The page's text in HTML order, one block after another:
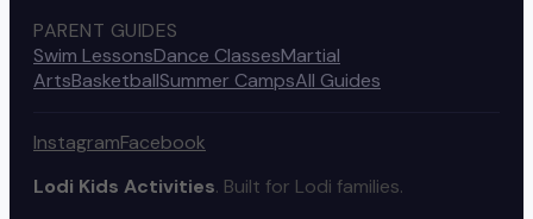
PARENT GUIDES
Swim LessonsDance ClassesMartial
ArtsBasketballSummer CampsAll Guides
InstagramFacebook
Lodi Kids Activities. Built for Lodi families.